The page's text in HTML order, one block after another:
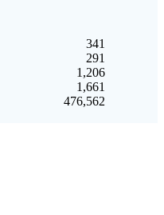
341
291
1,206
1,661
476,562